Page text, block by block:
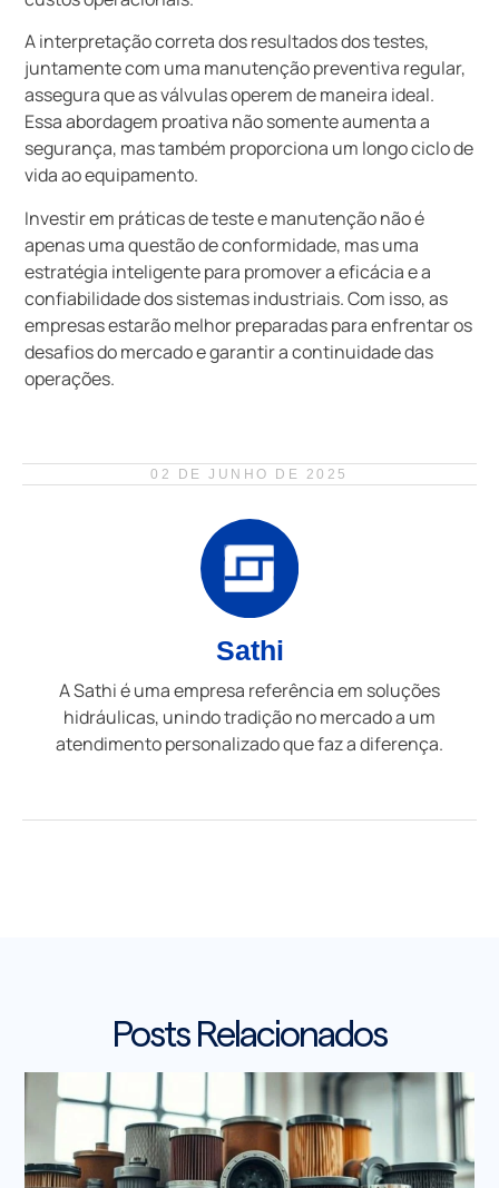
A interpretação correta dos resultados dos testes,
juntamente com uma manutenção preventiva regular,
assegura que as válvulas operem de maneira ideal.
Essa abordagem proativa não somente aumenta a
segurança, mas também proporciona um longo ciclo de
vida ao equipamento.
Investir em práticas de teste e manutenção não é
apenas uma questão de conformidade, mas uma
estratégia inteligente para promover a eficácia e a
confiabilidade dos sistemas industriais. Com isso, as
empresas estarão melhor preparadas para enfrentar os
desafios do mercado e garantir a continuidade das
operações.
02 DE JUNHO DE 2025
Sathi
A Sathi é uma empresa referência em soluções
hidráulicas, unindo tradição no mercado a um
atendimento personalizado que faz a diferença.
Posts Relacionados